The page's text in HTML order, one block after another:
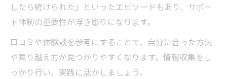
したら続けられた」といったエピソードもあり、サポー
ト体制の重要性が浮き彫りになります。
口コミや体験談を参考にすることで、自分に合った方法
や乗り越え方が見つかりやすくなります。情報収集をし
っかり行い、実践に活かしましょう。